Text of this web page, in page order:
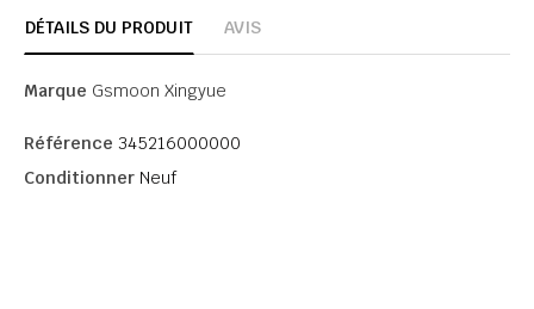
DÉTAILS DU PRODUIT AVIS
Marque Gsmoon Xingyue
Référence 345216000000
Conditionner Neuf